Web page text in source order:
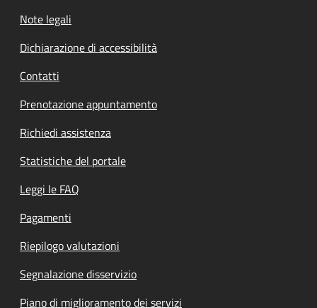
Note legali
Dichiarazione di accessibilità
Contatti
Prenotazione appuntamento
Richiedi assistenza
Statistiche del portale
Leggi le FAQ
Pagamenti
Riepilogo valutazioni
Segnalazione disservizio
Piano di miglioramento dei servizi